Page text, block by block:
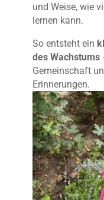
und Weise, wie
lernen kann.
So entsteht ein
des Wachstums
Gemeinschaft
Erinnerungen.